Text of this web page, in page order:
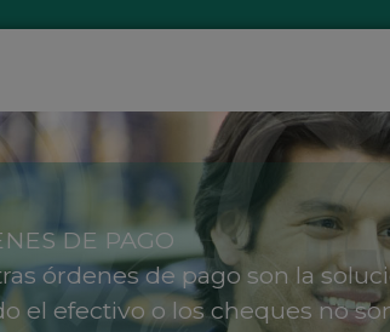
DE PAGO
órdenes de pago son la
el efectivo o los cheques no